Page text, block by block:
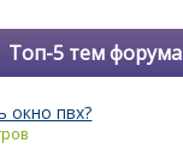
Топ-5 тем форума
окно пвх?